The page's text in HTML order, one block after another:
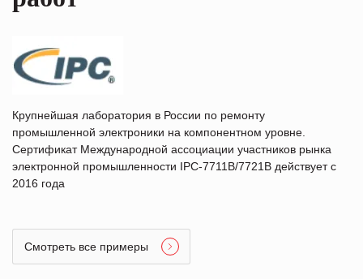
Крупнейшая лаборатория в России по ремонту
промышленной электроники на компонентном уровне.
Сертификат Международной ассоциации участников рынка
электронной промышленности IPC-7711B/7721B действует с
2016 года
Смотреть все примеры